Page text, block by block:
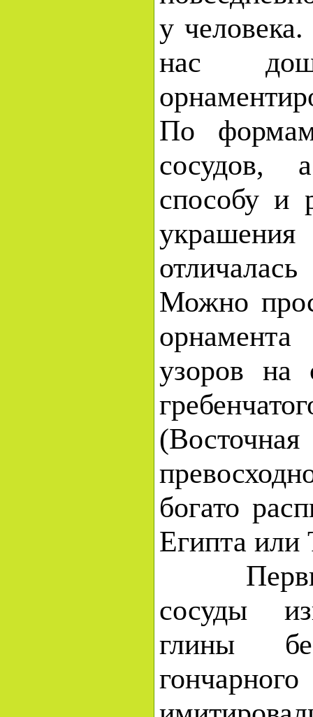
у
нас
По формам
сосудов,
способу и
Можно
узоров на
богато
Египта или
Первые
сосуды
глины